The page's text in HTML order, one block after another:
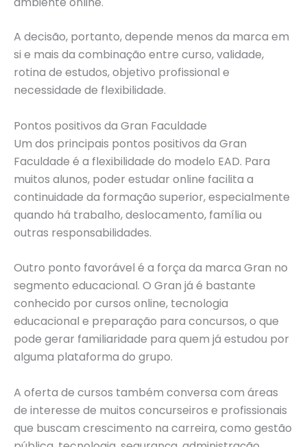
A decisão, portanto, depende menos da marca em
si e mais da combinação entre curso, validade,
rotina de estudos, objetivo profissional e
necessidade de flexibilidade.
Pontos positivos da Gran Faculdade
Um dos principais pontos positivos da Gran
Faculdade é a flexibilidade do modelo EAD. Para
muitos alunos, poder estudar online facilita a
continuidade da formação superior, especialmente
quando há trabalho, deslocamento, família ou
outras responsabilidades.
Outro ponto favorável é a força da marca Gran no
segmento educacional. O Gran já é bastante
conhecido por cursos online, tecnologia
educacional e preparação para concursos, o que
pode gerar familiaridade para quem já estudou por
alguma plataforma do grupo.
A oferta de cursos também conversa com áreas
de interesse de muitos concurseiros e profissionais
que buscam crescimento na carreira, como gestão